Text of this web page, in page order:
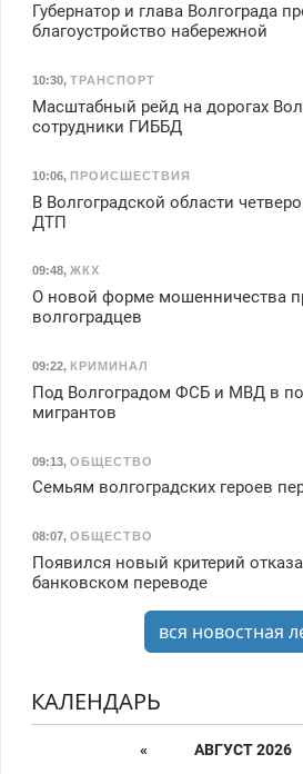
Губернатор и глава Волгограда
благоустройство набережной
10:30, ТРАНСПОРТ
Масштабный рейд на дорогах
сотрудники ГИББД
10:06, ПРОИСШЕСТВИЯ
В Волгоградской области
ДТП
09:48, ЖКХ
О новой форме мошенничества
волгоградцев
09:22, КРИМИНАЛ
Под Волгоградом ФСБ и МВД в
мигрантов
09:13, ОБЩЕСТВО
Семьям волгоградских героев
08:07, ОБЩЕСТВО
Появился новый критерий
банковском переводе
вся новостная
КАЛЕНДАРЬ
«
АВГУСТ 2026